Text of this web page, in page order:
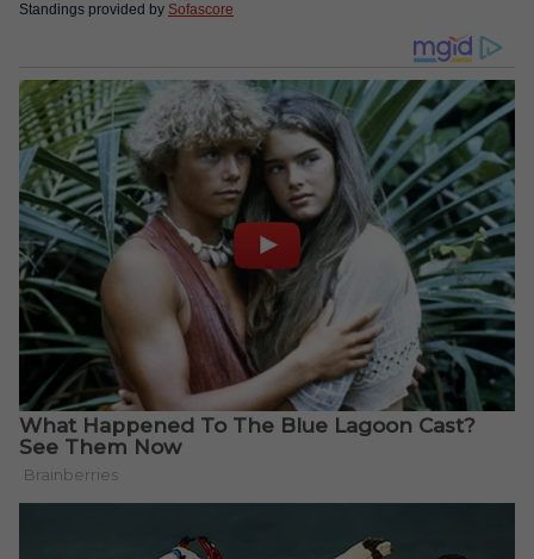
Standings provided by Sofascore